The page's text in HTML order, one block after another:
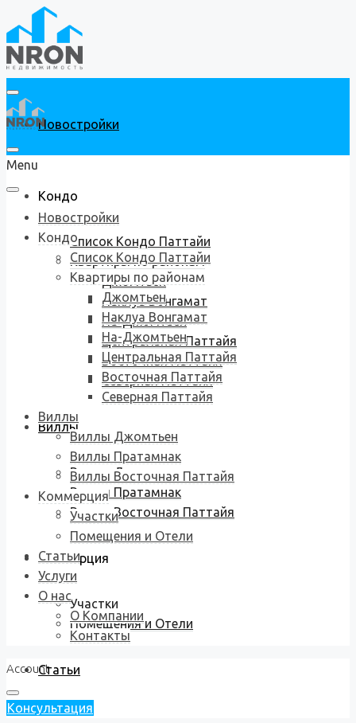
Новостройки
Кондо
Список Кондо Паттайи
Квартиры по районам
Джомтьен
Наклуа Вонгамат
На-Джомтьен
Центральная Паттайя
Восточная Паттайя
Северная Паттайя
Виллы
Виллы Джомтьен
Виллы Пратамнак
Виллы Восточная Паттайя
Коммерция
Участки
Помещения и Отели
Статьи
Menu
Новостройки
Кондо
Список Кондо Паттайи
Квартиры по районам
Джомтьен
Наклуа Вонгамат
На-Джомтьен
Центральная Паттайя
Восточная Паттайя
Северная Паттайя
Виллы
Виллы Джомтьен
Виллы Пратамнак
Виллы Восточная Паттайя
Коммерция
Участки
Помещения и Отели
Статьи
Услуги
О нас
О Компании
Контакты
Account
Консультация